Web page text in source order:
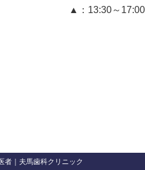
▲：13:30～17:00
者｜夫馬歯科クリニック